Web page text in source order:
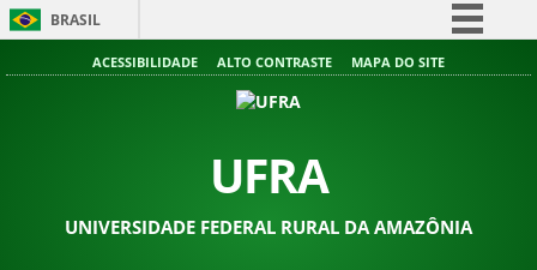
BRASIL
Simplifique!
Acesso à informação
ACESSIBILIDADE ALTO CONTRASTE MAPA DO SITE
UFRA
UNIVERSIDADE FEDERAL RURAL DA AMAZÔNIA